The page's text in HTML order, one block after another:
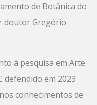
de Botânica do
doutor Gregório
à pesquisa em Arte
defendido em 2023
conhecimentos de